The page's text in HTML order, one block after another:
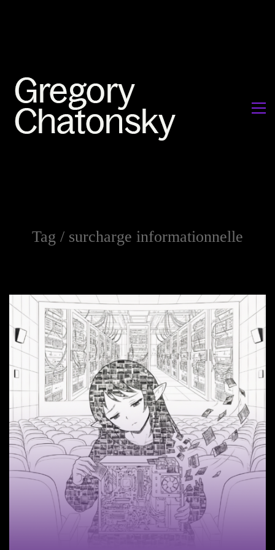
Tag / surcharge informationnelle